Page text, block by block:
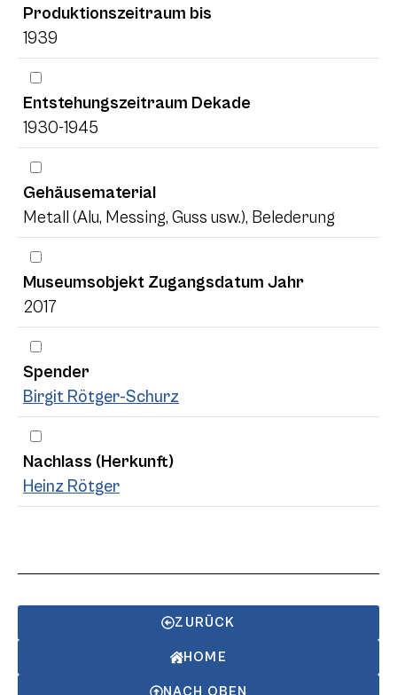
Produktionszeitraum bis
1939
Entstehungszeitraum Dekade
1930-1945
Gehäusematerial
Metall (Alu, Messing, Guss usw.), Belederung
Museumsobjekt Zugangsdatum Jahr
2017
Spender
Birgit Rötger-Schurz
Nachlass (Herkunft)
Heinz Rötger
ZURÜCK
HOME
NACH OBEN